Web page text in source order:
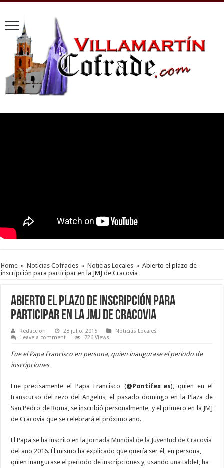
Home » Noticias Cofrades » Noticias Locales » Abierto el plazo de
inscripción para participar en la JMJ de Cracovia
Abierto el plazo de inscripción para
participar en la JMJ de Cracovia
Redaccion 28 julio, 2015
Noticias Locales
Leave a comment
726 Views
Fue el Papa Francisco en persona, quien inaugurase el periodo de
inscripciones
Fue precisamente el Papa Francisco (@Pontifex_es), quien en el
transcurso del rezo del Angelus, el pasado domingo en la Plaza de
San Pedro de Roma, se inscribió personalmente, y el primero en la JMJ
de Cracovia que se celebrará el próximo año.
El Papa se ha inscrito en la Jornada Mundial de la Juventud de Cracovia
del año 2016. Él mismo ha explicado que quería ser él, en persona,
quien inaugurase el periodo de inscripciones y, usando una tablet, ha